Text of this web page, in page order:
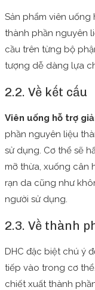
Sản phẩm viên uống
thành phần nguyên
cầu trên từng bộ
tượng dễ dàng lựa
2.2. Về kết cấu
Viên uống hỗ trợ
phần nguyên liệu
sử dụng. Cơ thể sẽ
mỡ thừa, xuống cân
rạn da cũng như
người sử dụng.
2.3. Về thành
DHC đặc biệt chú ý
tiếp vào trong cơ thể.
chiết xuất thành